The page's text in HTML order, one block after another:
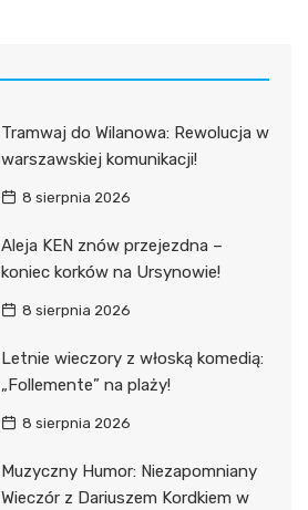
Tramwaj do Wilanowa: Rewolucja w
warszawskiej komunikacji!
8 sierpnia 2026
Aleja KEN znów przejezdna –
koniec korków na Ursynowie!
8 sierpnia 2026
Letnie wieczory z włoską komedią:
„Follemente” na plaży!
8 sierpnia 2026
Muzyczny Humor: Niezapomniany
Wieczór z Dariuszem Kordkiem w